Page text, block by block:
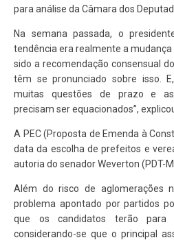
para análise da Câmara dos
Na semana passada, o
tendência era realmente a
sido a recomendação consensual
têm se pronunciado sobre isso.
muitas questões de prazo e
precisam ser equacionados”,
A PEC (Proposta de Emenda à
data da escolha de prefeitos e
autoria do senador Weverton (PDT-
Além do risco de aglomerações
problema apontado por partidos
que os candidatos terão para
considerando-se que o principal